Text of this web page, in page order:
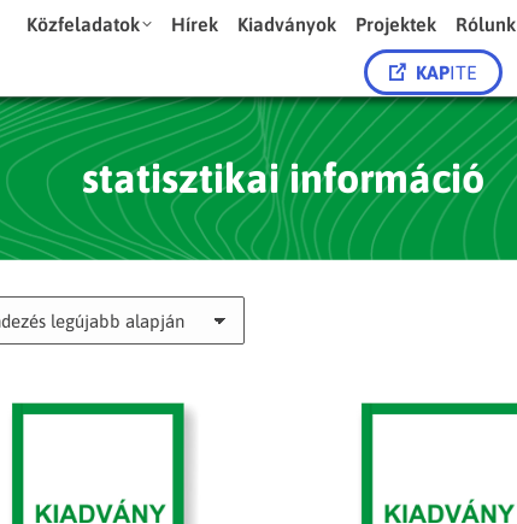
Közfeladatok Hírek Kiadványok Projektek Rólunk
KAPITE
statisztikai információ